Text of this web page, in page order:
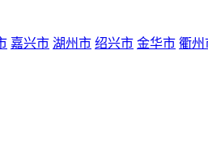
嘉兴市 湖州市 绍兴市 金华市 衢州